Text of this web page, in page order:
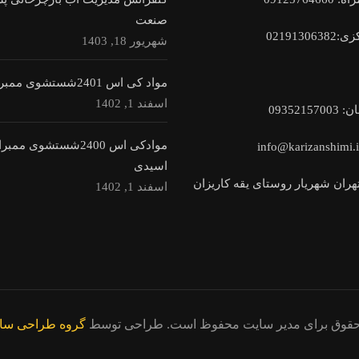
02191306382
09352157003
شهریار روستای یقه کاریزان
صنعت
شهریور 18, 1403
مواد کی اس 2401شستشوی ممبران قلیا
اسفند 1, 1402
موادکی اس 2400شستشوی
اسیدی
اسفند 1, 1402
حقوق برای مدیر سایت محفوظ است. طراحی توسطگروه طراحی